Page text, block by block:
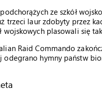
ze szkół
trzeci laur zdobyty przez
wojskowych plasowali się
Raid Commando
odegrano hymny państw